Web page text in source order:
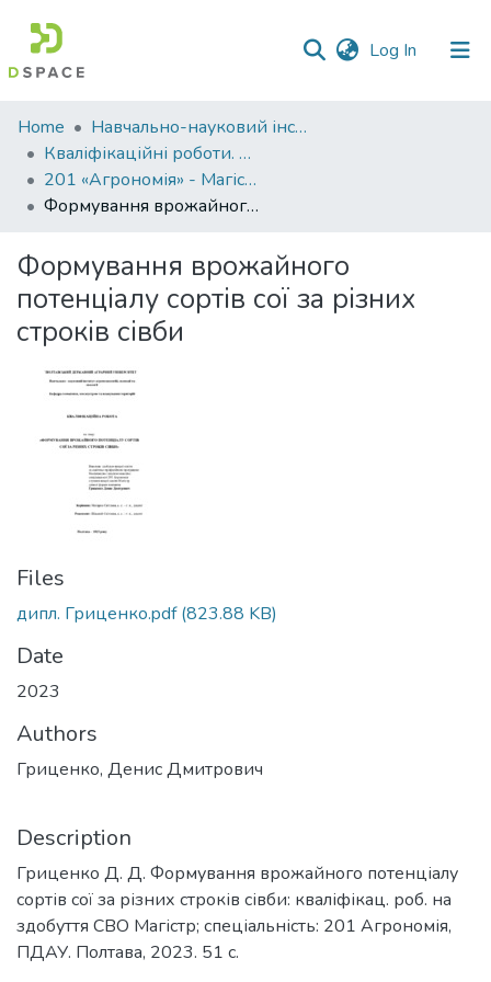
Log In (current)
Communities
&
Collections
All of DSpace
Statistics
Home
Навчально-науковий інститут агротехнологій, селекції та екології
Кваліфікаційні роботи. ННІ агротехнологій, селекції та екології
201 «Агрономія» - Магістри 2023-2024
Формування врожайного потенціалу сортів сої за різних строків сівби
Формування врожайного
потенціалу сортів сої за різних
строків сівби
Files
дипл. Гриценко.pdf(823.88 KB)
Date
2023
Authors
Гриценко, Денис Дмитрович
Description
Гриценко Д. Д. Формування врожайного потенціалу
сортів сої за різних строків сівби: кваліфікац. роб. на
здобуття СВО Магістр; спеціальність: 201 Агрономія,
ПДАУ. Полтава, 2023. 51 с.